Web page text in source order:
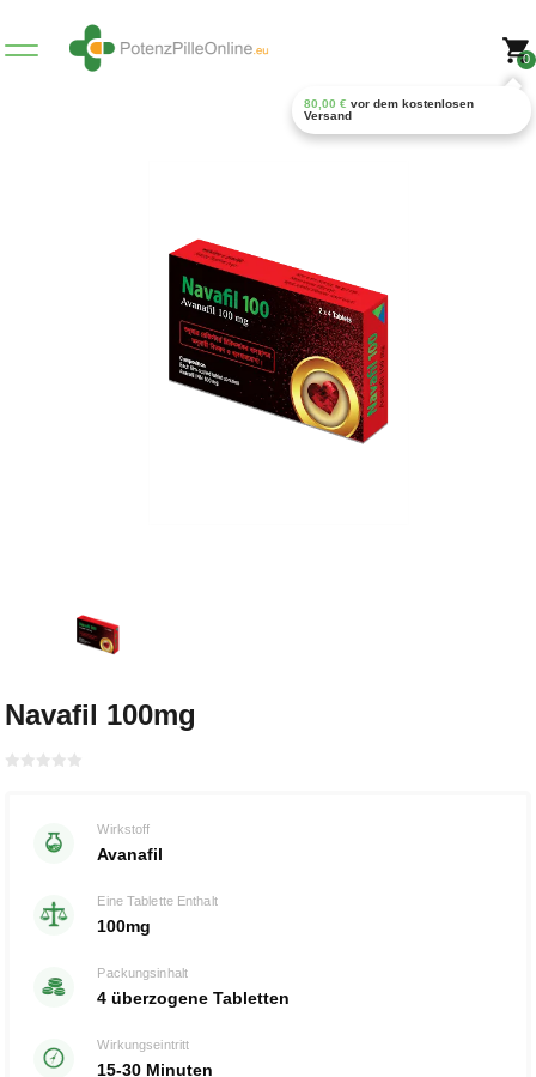
0
80,00 € vor dem kostenlosen
Versand
Navafil 100mg
Wirkstoff
Avanafil
Eine Tablette Enthalt
100mg
Packungsinhalt
4 überzogene Tabletten
Wirkungseintritt
15-30 Minuten